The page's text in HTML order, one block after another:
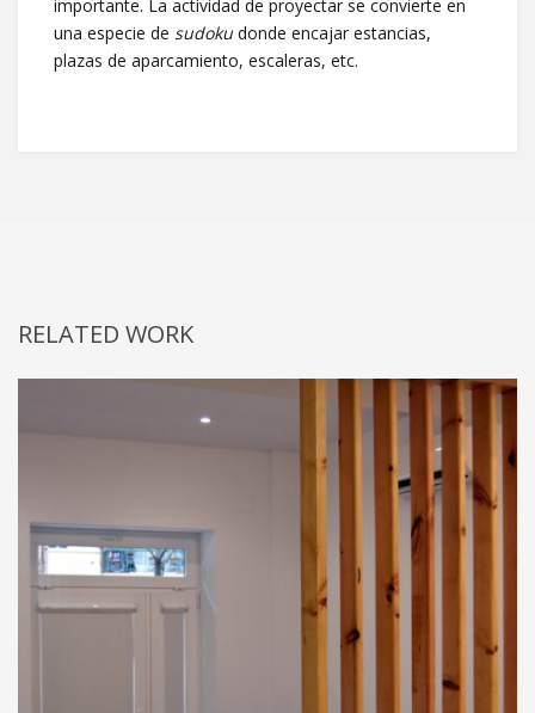
importante. La actividad de proyectar se convierte en
una especie de sudoku donde encajar estancias,
plazas de aparcamiento, escaleras, etc.
RELATED WORK